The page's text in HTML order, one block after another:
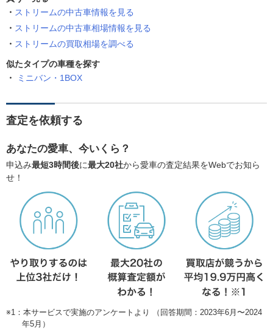
ストリームの中古車情報を見る
ストリームの中古車相場情報を見る
ストリームの買取相場を調べる
似たタイプの車種を探す
ミニバン・1BOX
査定を依頼する
あなたの愛車、今いくら？
申込み最短3時間後に最大20社から愛車の査定結果をWebでお知ら
せ！
※1：本サービスで実施のアンケートより （回答期間：2023年6月〜2024
年5月）